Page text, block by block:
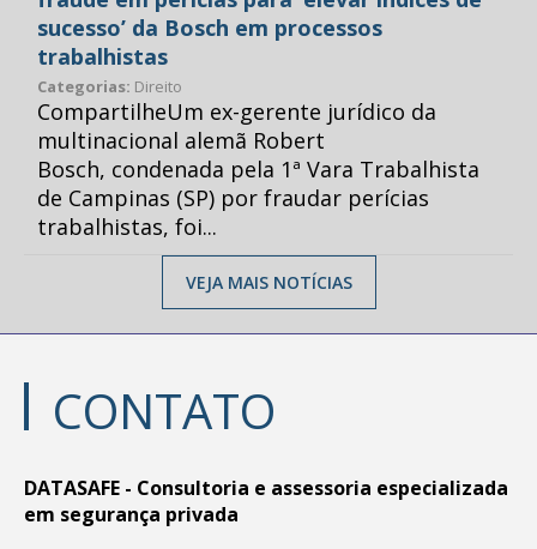
sucesso’ da Bosch em processos
trabalhistas
Categorias: Direito
CompartilheUm ex-gerente jurídico da
multinacional alemã Robert
Bosch, condenada pela 1ª Vara Trabalhista
de Campinas (SP) por fraudar perícias
trabalhistas, foi...
VEJA MAIS NOTÍCIAS
CONTATO
DATASAFE - Consultoria e assessoria especializada
em segurança privada